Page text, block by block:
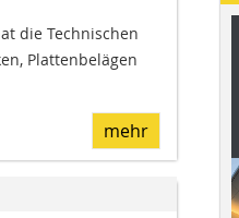
die Technischen
Plattenbelägen
mehr